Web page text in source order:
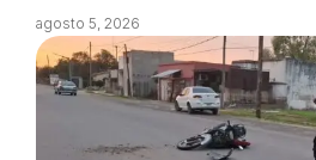
agosto 5, 2026